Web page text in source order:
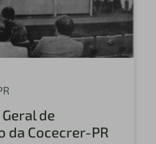
de
da Cocecrer-PR